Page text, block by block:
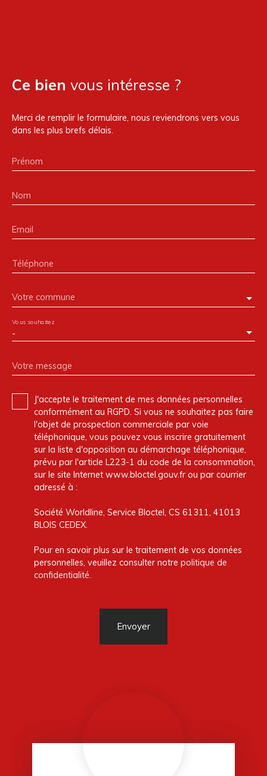
Ce bien vous intéresse ?
Merci de remplir le formulaire, nous reviendrons vers vous
dans les plus brefs délais.
Prénom
Nom
Email
Téléphone
Votre commune
-
Vous souhaitez
Votre message
J'accepte le traitement de mes données personnelles
conformément au RGPD. Si vous ne souhaitez pas faire
l'objet de prospection commerciale par voie
téléphonique, vous pouvez vous inscrire gratuitement
sur la liste d'opposition au démarchage téléphonique,
prévu par l'article L223-1 du code de la consommation,
sur le site Internet www.bloctel.gouv.fr ou par courrier
adressé à :
Société Worldline, Service Bloctel, CS 61311, 41013
BLOIS CEDEX.
Pour en savoir plus sur le traitement de vos données
personnelles, veuillez consulter notre politique de
confidentialité.
Envoyer